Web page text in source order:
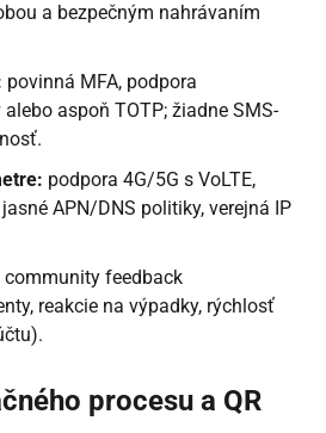
a bezpečným nahrávaním
povinná MFA, podpora
aspoň TOTP; žiadne SMS-
podpora 4G/5G s VoLTE,
APN/DNS politiky, verejná IP
community feedback
reakcie na výpadky, rýchlosť
procesu a QR